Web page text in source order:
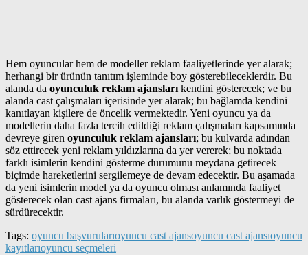
Hem oyuncular hem de modeller reklam faaliyetlerinde yer alarak;
herhangi bir ürünün tanıtım işleminde boy gösterebileceklerdir. Bu
alanda da oyunculuk reklam ajansları kendini gösterecek; ve bu
alanda cast çalışmaları içerisinde yer alarak; bu bağlamda kendini
kanıtlayan kişilere de öncelik vermektedir. Yeni oyuncu ya da
modellerin daha fazla tercih edildiği reklam çalışmaları kapsamında
devreye giren oyunculuk reklam ajansları; bu kulvarda adından
söz ettirecek yeni reklam yıldızlarına da yer vererek; bu noktada
farklı isimlerin kendini gösterme durumunu meydana getirecek
biçimde hareketlerini sergilemeye de devam edecektir. Bu aşamada
da yeni isimlerin model ya da oyuncu olması anlamında faaliyet
gösterecek olan cast ajans firmaları, bu alanda varlık göstermeyi de
sürdürecektir.
Tags: oyuncu başvurularıoyuncu cast ajansoyuncu cast ajansıoyuncu
kayıtlarıoyuncu seçmeleri